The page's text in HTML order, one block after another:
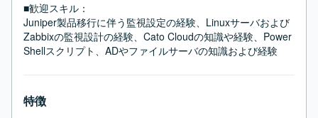
■歓迎スキル：
Juniper製品移行に伴う監視設定の経験、Linuxサーバおよび
Zabbixの監視設計の経験、Cato Cloudの知識や経験、Power
Shellスクリプト、ADやファイルサーバの知識および経験
特徴